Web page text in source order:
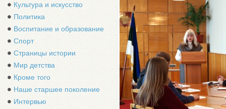
Культура и искусство
Политика
Воспитание и образование
Спорт
Страницы истории
Мир детства
Кроме того
Наше старшее поколение
Интервью